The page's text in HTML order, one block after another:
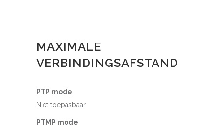
MAXIMALE
VERBINDINGSAFSTAND
PTP mode
Niet toepasbaar
PTMP mode